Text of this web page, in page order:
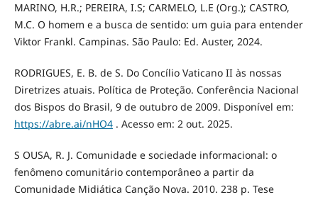
MARINO, H.R.; PEREIRA, I.S; CARMELO, L.E (Org.); CASTRO,
M.C. O homem e a busca de sentido: um guia para entender
Viktor Frankl. Campinas. São Paulo: Ed. Auster, 2024.
RODRIGUES, E. B. de S. Do Concílio Vaticano II às nossas
Diretrizes atuais. Política de Proteção. Conferência Nacional
dos Bispos do Brasil, 9 de outubro de 2009. Disponível em:
https://abre.ai/nHO4. Acesso em: 2 out. 2025.
S OUSA, R. J. Comunidade e sociedade informacional: o
fenômeno comunitário contemporâneo a partir da
Comunidade Midiática Canção Nova. 2010. 238 p. Tese